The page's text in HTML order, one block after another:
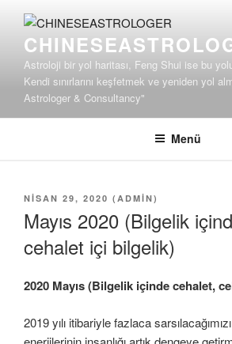
Astroloji bir yol haritası, Feng Shui ise bu
Kendi sınırlarını keşfetmek ve yeniden yol
Astrologer & Consultancy"
Menü
YAYIM
NISAN 29, 2020 ( ADMIN)
Mayıs 2020 (Bilgelik
cehalet içi bilgelik)
2020 Mayıs(Bilgelik içinde cehalet,
2019 yılı itibariyle fazlaca